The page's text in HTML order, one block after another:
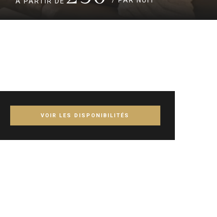
VOIR LES DISPONIBILITÉS